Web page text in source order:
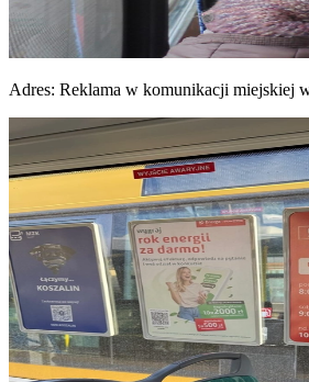
Adres: Reklama w komunikacji miejskiej